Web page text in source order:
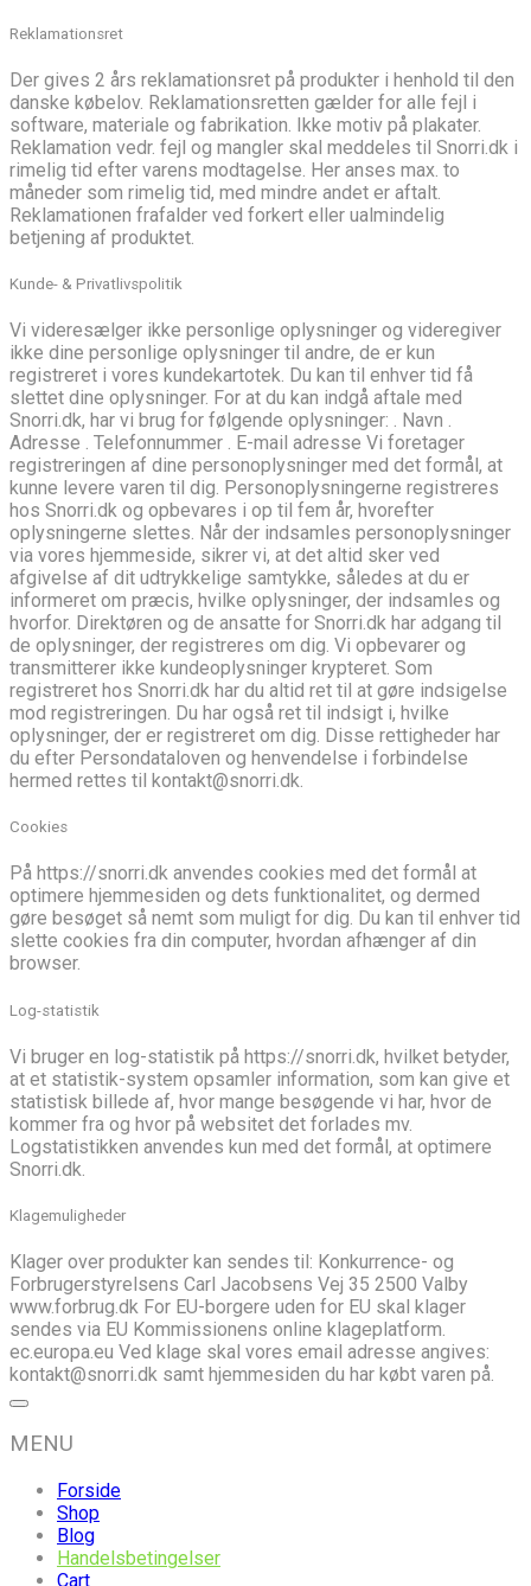
Reklamationsret
Der gives 2 års reklamationsret på produkter i henhold til den
danske købelov. Reklamationsretten gælder for alle fejl i
software, materiale og fabrikation. Ikke motiv på plakater.
Reklamation vedr. fejl og mangler skal meddeles til Snorri.dk i
rimelig tid efter varens modtagelse. Her anses max. to
måneder som rimelig tid, med mindre andet er aftalt.
Reklamationen frafalder ved forkert eller ualmindelig
betjening af produktet.
Kunde- & Privatlivspolitik
Vi videresælger ikke personlige oplysninger og videregiver
ikke dine personlige oplysninger til andre, de er kun
registreret i vores kundekartotek. Du kan til enhver tid få
slettet dine oplysninger. For at du kan indgå aftale med
Snorri.dk, har vi brug for følgende oplysninger: . Navn .
Adresse . Telefonnummer . E-mail adresse Vi foretager
registreringen af dine personoplysninger med det formål, at
kunne levere varen til dig. Personoplysningerne registreres
hos Snorri.dk og opbevares i op til fem år, hvorefter
oplysningerne slettes. Når der indsamles personoplysninger
via vores hjemmeside, sikrer vi, at det altid sker ved
afgivelse af dit udtrykkelige samtykke, således at du er
informeret om præcis, hvilke oplysninger, der indsamles og
hvorfor. Direktøren og de ansatte for Snorri.dk har adgang til
de oplysninger, der registreres om dig. Vi opbevarer og
transmitterer ikke kundeoplysninger krypteret. Som
registreret hos Snorri.dk har du altid ret til at gøre indsigelse
mod registreringen. Du har også ret til indsigt i, hvilke
oplysninger, der er registreret om dig. Disse rettigheder har
du efter Persondataloven og henvendelse i forbindelse
hermed rettes til kontakt@snorri.dk.
Cookies
På https://snorri.dk anvendes cookies med det formål at
optimere hjemmesiden og dets funktionalitet, og dermed
gøre besøget så nemt som muligt for dig. Du kan til enhver tid
slette cookies fra din computer, hvordan afhænger af din
browser.
Log-statistik
Vi bruger en log-statistik på https://snorri.dk, hvilket betyder,
at et statistik-system opsamler information, som kan give et
statistisk billede af, hvor mange besøgende vi har, hvor de
kommer fra og hvor på websitet det forlades mv.
Logstatistikken anvendes kun med det formål, at optimere
Snorri.dk.
Klagemuligheder
Klager over produkter kan sendes til: Konkurrence- og
Forbrugerstyrelsens Carl Jacobsens Vej 35 2500 Valby
www.forbrug.dk For EU-borgere uden for EU skal klager
sendes via EU Kommissionens online klageplatform.
ec.europa.eu Ved klage skal vores email adresse angives:
kontakt@snorri.dk samt hjemmesiden du har købt varen på.
MENU
Forside
Shop
Blog
Handelsbetingelser
Cart